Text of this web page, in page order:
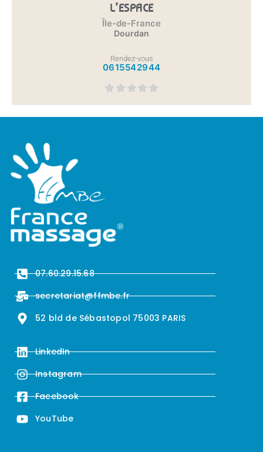
L’ESPACE
Île-de-France
Dourdan
Rendez-vous
0615542944
07.60.29.15.68
secretariat@ffmbe.fr
52 bld de Sébastopol 75003 PARIS
LinkedIn
Instagram
Facebook
YouTube